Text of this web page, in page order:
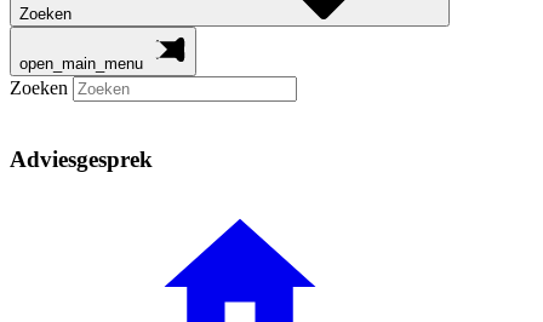
Zoeken
open_main_menu
Zoeken
Adviesgesprek